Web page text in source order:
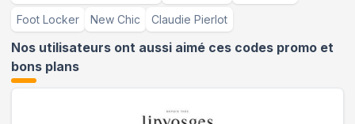
Foot Locker New Chic Claudie Pierlot
Nos utilisateurs ont aussi aimé ces codes promo et
bons plans